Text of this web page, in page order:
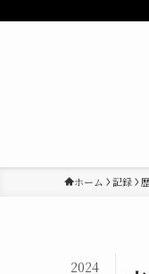
ホーム 記録
2024